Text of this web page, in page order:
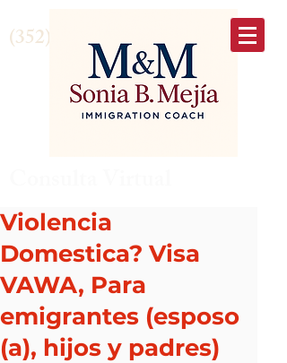
(352) 875-6645
Violencia
Domestica? Visa
VAWA, Para
emigrantes (esposo
(a), hijos y padres)